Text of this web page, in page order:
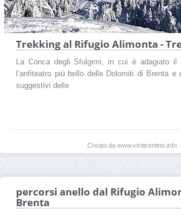
Trekking al Rifugio Alimonta -
La Conca degli Sfulgimi, in cui è adagiato il
l’anfiteatro più bello delle Dolomiti di Brenta
suggestivi delle
Creato da www.visittrentino.info
percorsi anello dal Rifugio
Brenta